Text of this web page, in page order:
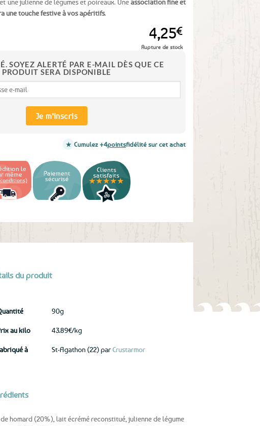
une julienne de légumes et poireaux. Uneassociation fine et
une touche festive à vos apéritifs.
4,25€
Rupture de stock
SOYEZ ALERTÉ PAR E-MAIL DÈS QUE CE
PRODUIT SERA DISPONIBLE
Je m'inscris
Cumulez +4pointsfidélité sur cet achat
le
même Paiement
sécurisé
Clients
satisfaits
★★★★★
du produit
90g
au kilo 43.89€/kg
à St-Agathon (22) par Crustarmor
de homard (20%), lait écrémé reconstitué, julienne de légume